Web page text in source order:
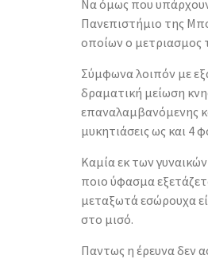
Να όμως που
Πανεπιστήμιο της
οποίων ο μετριασμος
Σύμφωνα λοιπόν με
δραματική μείωση
επαναλαμβανόμενης
μυκητιάσεις ως και 4
Καμία εκ των
ποιο ύφασμα
μεταξωτά εσώρουχα
στο μισό.
Παντως η έρευνα δεν